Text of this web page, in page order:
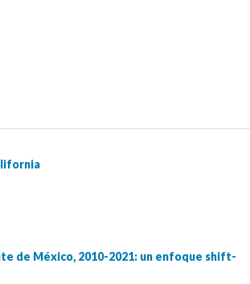
de México, 2010-2021: un enfoque shift-